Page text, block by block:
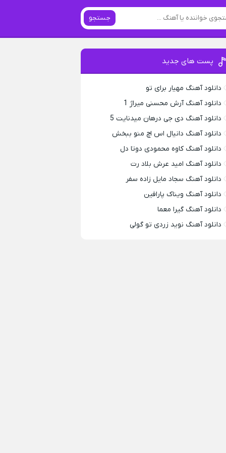
جستجو
پست های جدید
دانلود آهنگ مهیار برای تو
دانلود آهنگ آرش محسنی میراژ 1
دانلود آهنگ دی جی درهان میدنایت 5
دانلود آهنگ دانیال اس اچ منو ببخش
دانلود آهنگ کاوه محمودی دوتا دل
دانلود آهنگ امید عرش بلاد رت
دانلود آهنگ سجاد مایل زاده سفر
دانلود آهنگ ویناک پارافین
دانلود آهنگ گیرا معما
دانلود آهنگ نوید زردی تو گولی